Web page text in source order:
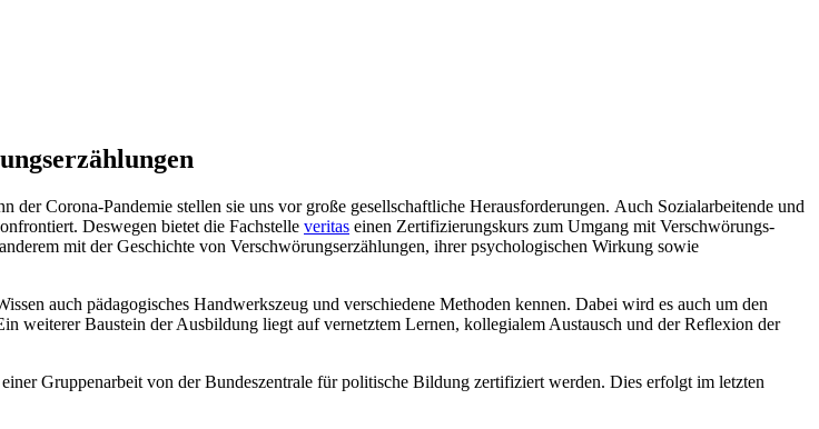
Corona-Pandemie stellen sie uns vor große gesellschaftliche Heraus­forderungen. Auch Sozialarbeitende und
Deswegen bietet die Fachstelle veritas einen Zertifizierungs­kurs zum Umgang mit Verschwö­rungs­
mit der Geschichte von Verschwörungs­erzählungen, ihrer psychologischen Wirkung sowie
auch pädagogisches Handwerkszeug und verschiedene Methoden kennen. Dabei wird es auch um den
weiterer Baustein der Ausbildung liegt auf vernetztem Lernen, kollegialem Austausch und der Reflexion der
Gruppenarbeit von der Bundeszentrale für politische Bildung zertifiziert werden. Dies erfolgt im letzten